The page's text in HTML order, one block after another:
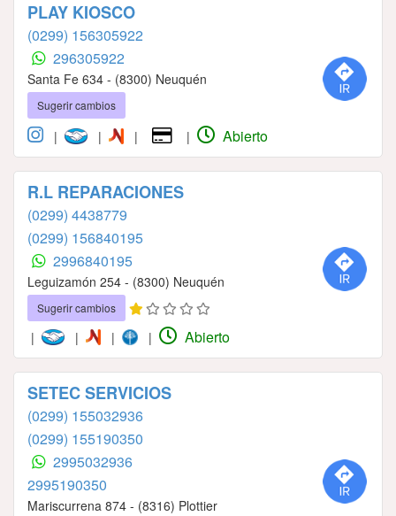
PLAY KIOSCO
(0299) 156305922
296305922
Santa Fe 634 - (8300) Neuquén
Sugerir cambios
| | | | Abierto
R.L REPARACIONES
(0299) 4438779
(0299) 156840195
2996840195
Leguizamón 254 - (8300) Neuquén
Sugerir cambios
| | | | Abierto
SETEC SERVICIOS
(0299) 155032936
(0299) 155190350
2995032936
2995190350
Mariscurrena 874 - (8316) Plottier